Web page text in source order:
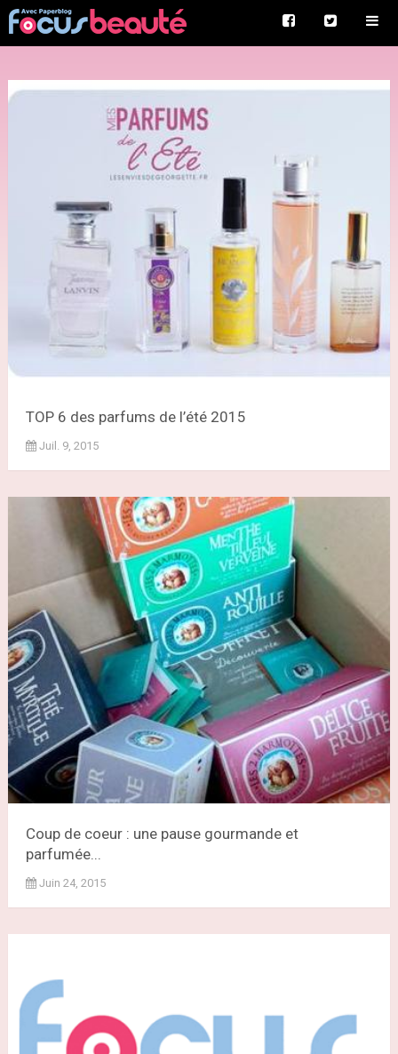
TOP 6 des parfums de l’été 2015
Juil. 9, 2015
Coup de coeur : une pause gourmande et
parfumée...
Juin 24, 2015